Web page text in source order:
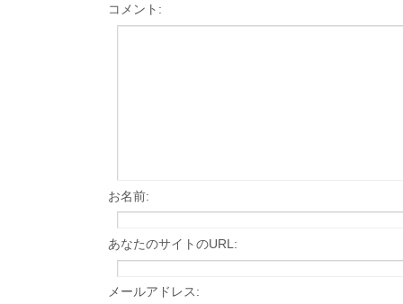
コメント:
お名前:
あなたのサイトのURL:
メールアドレス: